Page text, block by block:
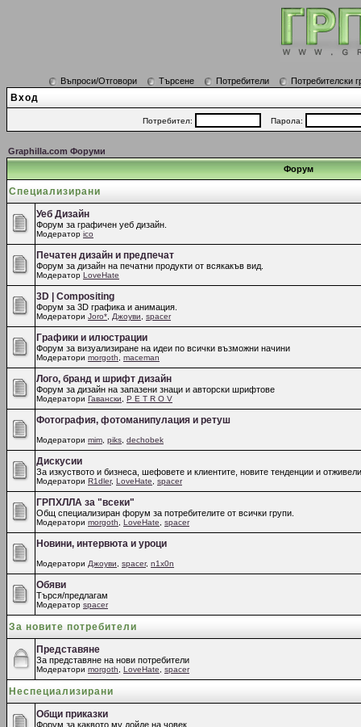
Въпроси/Отговори Търсене Потребители Потребителски
Вход
Потребител: Парола:
Graphilla.com Форуми
Форум
Специализирани
Уеб Дизайн
Форум за графичен уеб дизайн.
Модератор ico
Печатен дизайн и предпечат
Форум за дизайн на печатни продукти от всякакъв вид.
Модератор LoveHate
3D | Compositing
Форум за 3D графика и анимация.
Модератори Joro* Джоуви spacer
Графики и илюстрации
Форум за визуализиране на идеи по всички възможни начини
Модератори morgoth maceman
Лого, бранд и шрифт дизайн
Форум за дизайн на запазени знаци и авторски шрифтове
Модератори Гавански P E T R O V
Фотография, фотоманипулация и ретуш
Модератори mim piks dechobek
Дискусии
За изкуството и бизнеса, шефовете и клиентите, новите тенденции и
Модератори R1dler, LoveHate spacer
ГРПХЛЛА за "всеки"
Общ специализиран форум за потребителите от всички групи.
Модератори morgoth LoveHate spacer
Новини, интервюта и уроци
Модератори Джоуви spacer, n1x0n
Обяви
Търся/предлагам
Модератор spacer
За новите потребители
Представяне
За представяне на нови потребители
Модератори morgoth LoveHate spacer
Неспециализирани
Общи приказки
Форум за каквото му дойде на човек